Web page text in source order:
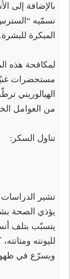
بالإضافة إلى
نسمّيه
المبكرة للبشرة.
لمكافحة هذه
مستحضرات
الهيالوريني
من العوامل
تناول السكر:
تشير
يؤذي الصحة
يتسبّب بتلف
لليونته
ويسرّع في